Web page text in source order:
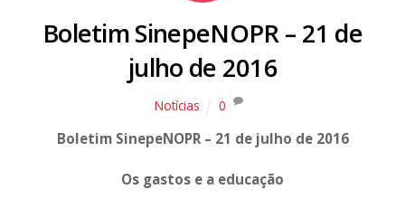
Boletim SinepeNOPR – 21 de
julho de 2016
Notícias 0
Boletim SinepeNOPR – 21 de julho de 2016
Os gastos e a educação